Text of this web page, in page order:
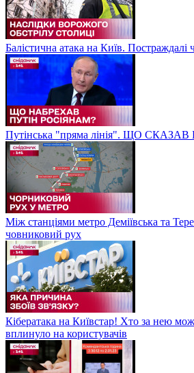
Балістична атака на Київ.
Путінська "пряма лінія". ЩО
Між станціями метро Деміївська та
човниковий рух
Кібератака на Київстар! Хто за нею
вплинуло на користувачів